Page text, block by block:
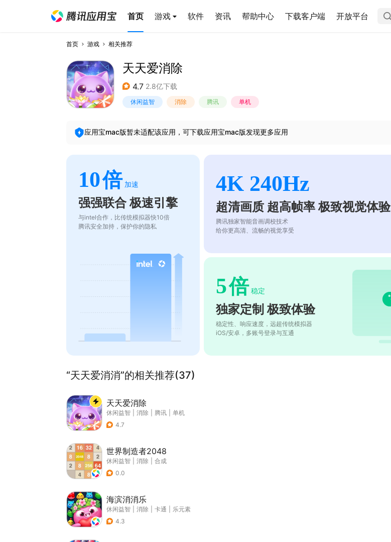
首页 游戏 软件 资讯 帮助中心 下载客户端 开放平台
首页 游戏 相关推荐
天天爱消除
4.7 2.8亿下载
休闲益智 消除 腾讯 单机
应用宝mac版暂未适配该应用，可下载应用宝mac版发现更多应用
10倍 加速
强强联合 极速引擎
与intel合作，比传统模拟器快10倍
腾讯安全加持，保护你的隐私
4K 240Hz
超清画质 超高帧率 极致视觉体验
腾讯独家智能音画调校技术
给你更高清、流畅的视觉享受
5倍 稳定
独家定制 极致体验
稳定性、响应速度，远超传统模拟器
iOS/安卓，多账号登录与互通
“天天爱消消”的相关推荐(37)
天天爱消除
休闲益智 消除 腾讯
单机
4.7
世界制造者2048
休闲益智 消除
合成
0.0
海滨消消乐
休闲益智 消除 卡通
乐元素
4.3